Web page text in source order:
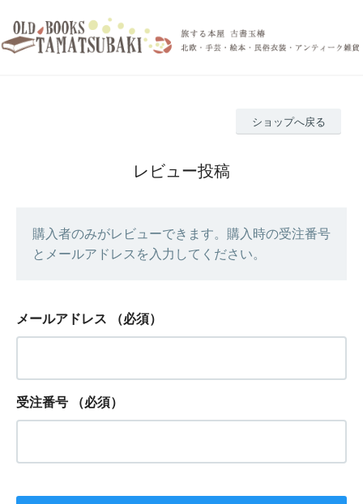
ショップへ戻る
レビュー投稿
購入者のみがレビューできます。購入時の受注番号
とメールアドレスを入力してください。
メールアドレス （必須）
受注番号 （必須）